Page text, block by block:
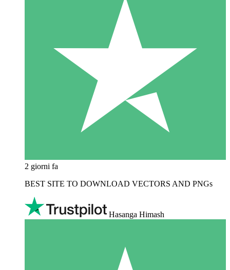
2 giorni fa
BEST SITE TO DOWNLOAD VECTORS AND PNGs
Hasanga Himash